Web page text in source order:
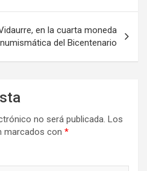
en la cuarta moneda
del Bicentenario
no será publicada. Los
marcados con *